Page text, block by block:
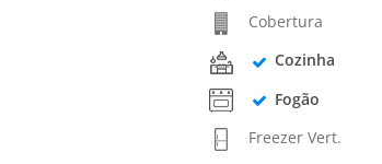
Cobertura
Cozinha
Fogão
Freezer Vert.